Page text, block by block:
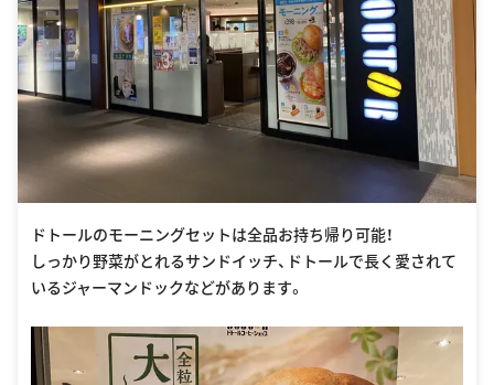
ドトールのモーニングセットは全品お持ち帰り可能！
しっかり野菜がとれるサンドイッチ、ドトールで長く愛されて
いるジャーマンドックなどがあります。